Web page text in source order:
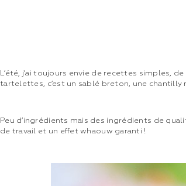
L’été, j’ai toujours envie de recettes simples,
tartelettes, c’est un sablé breton, une chantilly
Peu d’ingrédients mais des ingrédients de
de travail et un effet whaouw garanti !